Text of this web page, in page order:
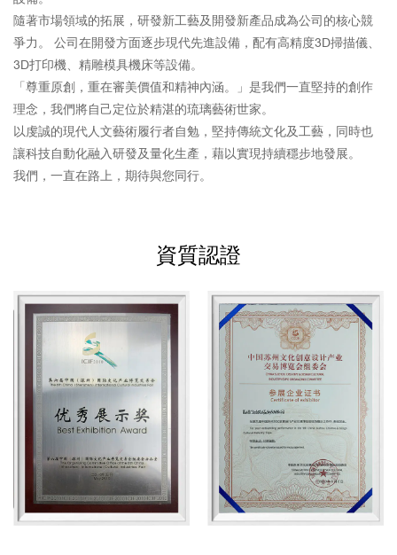
隨著市場領域的拓展，研發新工藝及開發新產品成為公司的核心競
爭力。 公司在開發方面逐步現代先進設備，配有高精度3D掃描儀、
3D打印機、精雕模具機床等設備。
「尊重原創，重在審美價值和精神內涵。」是我們一直堅持的創作
理念，我們將自己定位於精湛的琉璃藝術世家。
以虔誠的現代人文藝術履行者自勉，堅持傳統文化及工藝，同時也
讓科技自動化融入研發及量化生產，藉以實現持續穩步地發展。
我們，一直在路上，期待與您同行。
資質認證